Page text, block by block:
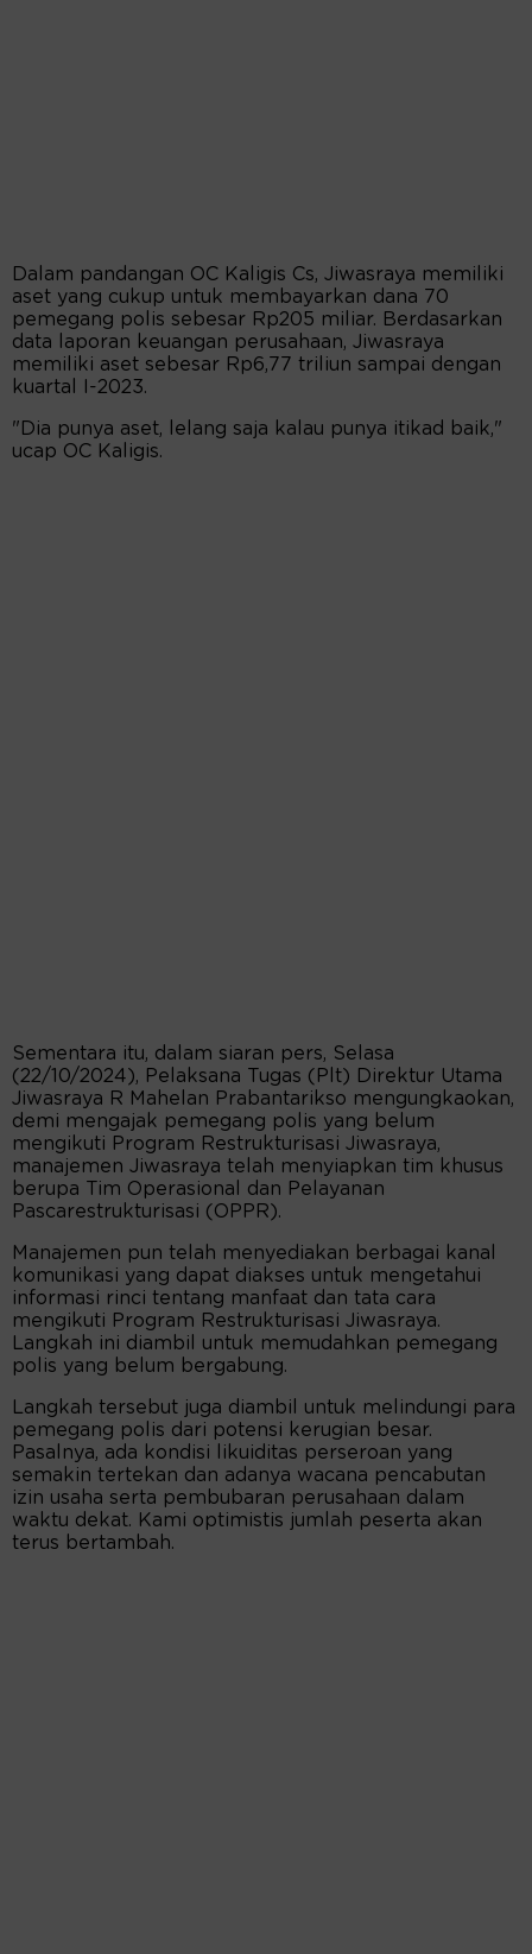
Dalam pandangan OC Kaligis Cs, Jiwasraya memiliki
aset yang cukup untuk membayarkan dana 70
pemegang polis sebesar Rp205 miliar. Berdasarkan
data laporan keuangan perusahaan, Jiwasraya
memiliki aset sebesar Rp6,77 triliun sampai dengan
kuartal I-2023.
"Dia punya aset, lelang saja kalau punya itikad baik,"
ucap OC Kaligis.
Sementara itu, dalam siaran pers, Selasa
(22/10/2024), Pelaksana Tugas (Plt) Direktur Utama
Jiwasraya R Mahelan Prabantarikso mengungkaokan,
demi mengajak pemegang polis yang belum
mengikuti Program Restrukturisasi Jiwasraya,
manajemen Jiwasraya telah menyiapkan tim khusus
berupa Tim Operasional dan Pelayanan
Pascarestrukturisasi (OPPR).
Manajemen pun telah menyediakan berbagai kanal
komunikasi yang dapat diakses untuk mengetahui
informasi rinci tentang manfaat dan tata cara
mengikuti Program Restrukturisasi Jiwasraya.
Langkah ini diambil untuk memudahkan pemegang
polis yang belum bergabung.
Langkah tersebut juga diambil untuk melindungi para
pemegang polis dari potensi kerugian besar.
Pasalnya, ada kondisi likuiditas perseroan yang
semakin tertekan dan adanya wacana pencabutan
izin usaha serta pembubaran perusahaan dalam
waktu dekat. Kami optimistis jumlah peserta akan
terus bertambah.